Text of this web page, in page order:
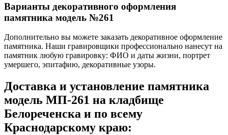
Варианты декоративного оформления
памятника модель №261
Дополнительно вы можете заказать декоративное оформление
памятника. Наши гравировщики профессионально нанесут на
памятник любую гравировку: ФИО и даты жизни, портрет
умершего, эпитафию, декоративные узоры.
Доставка и установление памятника
модель МП-261 на кладбище
Белореченска и по всему
Краснодарскому краю: